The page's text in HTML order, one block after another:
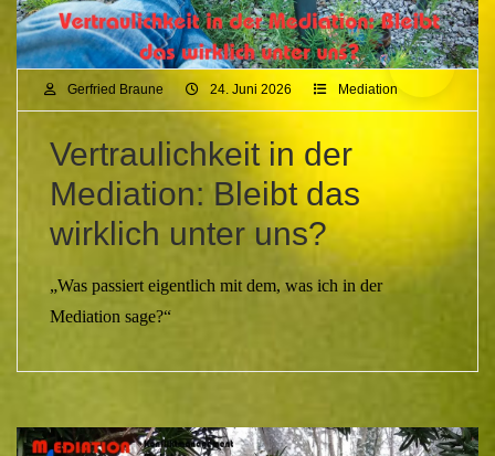
Gerfried Braune 24. Juni 2026 Mediation
Vertraulichkeit in der
Mediation: Bleibt das
wirklich unter uns?
„Was passiert eigentlich mit dem, was ich in der
Mediation sage?“